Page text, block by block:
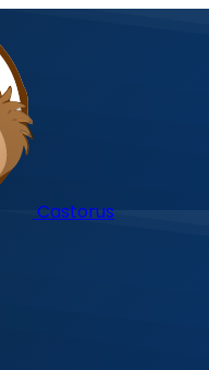
Castorus